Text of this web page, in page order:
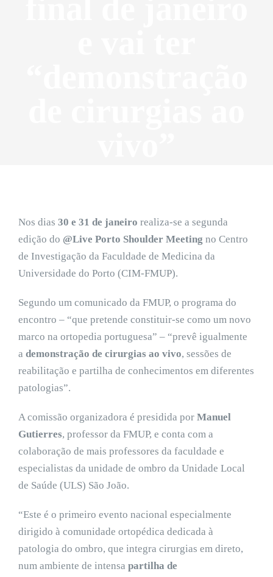
Nos dias 30 e 31 de janeiro realiza-se a segunda
edição do @Live Porto Shoulder Meeting no Centro
de Investigação da Faculdade de Medicina da
Universidade do Porto (CIM-FMUP).
Segundo um comunicado da FMUP, o programa do
encontro – “que pretende constituir-se como um novo
marco na ortopedia portuguesa” – “prevê igualmente
a demonstração de cirurgias ao vivo, sessões de
reabilitação e partilha de conhecimentos em diferentes
patologias”.
A comissão organizadora é presidida por Manuel
Gutierres, professor da FMUP, e conta com a
colaboração de mais professores da faculdade e
especialistas da unidade de ombro da Unidade Local
de Saúde (ULS) São João.
“Este é o primeiro evento nacional especialmente
dirigido à comunidade ortopédica dedicada à
patologia do ombro, que integra cirurgias em direto,
num ambiente de intensa partilha de